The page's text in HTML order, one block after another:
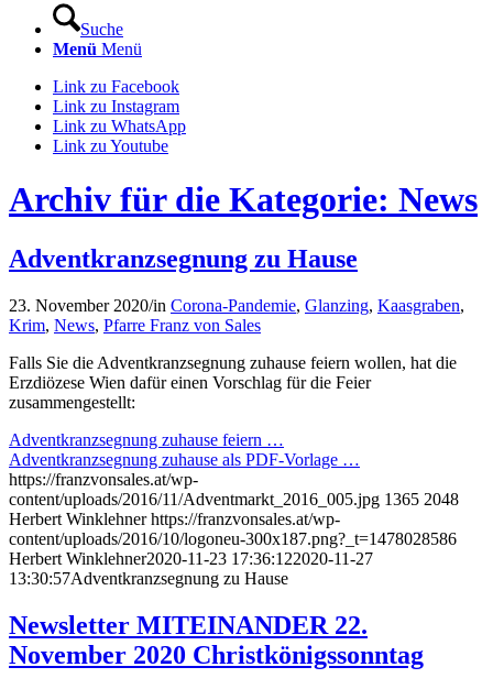
Suche
Menü Menü
Link zu Facebook
Link zu Instagram
Link zu WhatsApp
Link zu Youtube
Archiv für die Kategorie: News
Adventkranzsegnung zu Hause
23. November 2020/in Corona-Pandemie, Glanzing, Kaasgraben,
Krim, News, Pfarre Franz von Sales
Falls Sie die Adventkranzsegnung zuhause feiern wollen, hat die
Erzdiözese Wien dafür einen Vorschlag für die Feier
zusammengestellt:
Adventkranzsegnung zuhause feiern …
Adventkranzsegnung zuhause als PDF-Vorlage …
https://franzvonsales.at/wp-
content/uploads/2016/11/Adventmarkt_2016_005.jpg 1365 2048
Herbert Winklehner https://franzvonsales.at/wp-
content/uploads/2016/10/logoneu-300x187.png?_t=1478028586
Herbert Winklehner2020-11-23 17:36:122020-11-27
13:30:57Adventkranzsegnung zu Hause
Newsletter MITEINANDER 22.
November 2020 Christkönigssonntag